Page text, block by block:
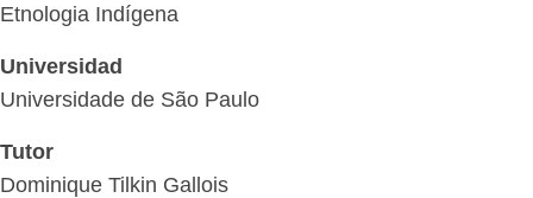
Etnologia Indígena
Universidad
Universidade de São Paulo
Tutor
Dominique Tilkin Gallois